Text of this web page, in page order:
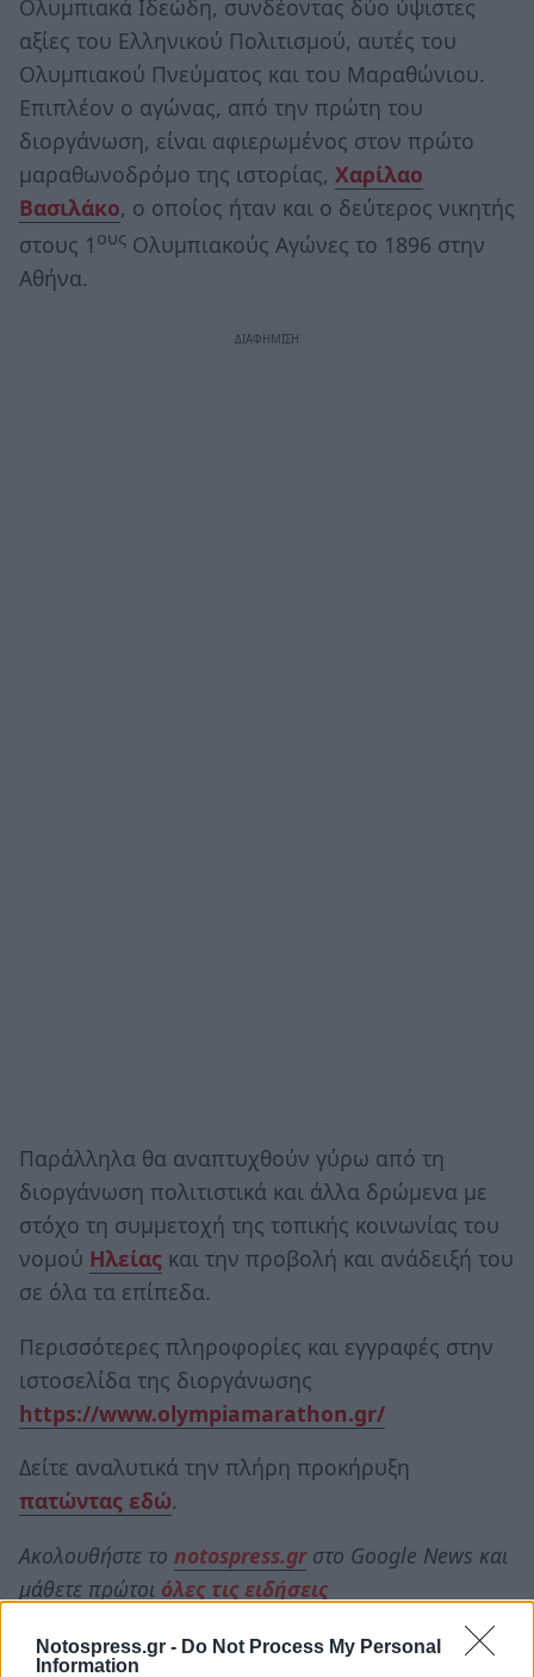
Notospress.gr - Do Not Process My Personal
Information
Ολυμπιακά Ιδεώδη, συνδέοντας δύο ύψιστες
αξίες του Ελληνικού Πολιτισμού, αυτές του
Ολυμπιακού Πνεύματος και του Μαραθώνιου.
Επιπλέον ο αγώνας, από την πρώτη του
διοργάνωση, είναι αφιερωμένος στον πρώτο
μαραθωνοδρόμο της ιστορίας, Χαρίλαο
Βασιλάκο, ο οποίος ήταν και ο δεύτερος νικητής
στους 1 ους Ολυμπιακούς Αγώνες το 1896 στην
Αθήνα.
Παράλληλα θα αναπτυχθούν γύρω από τη
διοργάνωση πολιτιστικά και άλλα δρώμενα με
στόχο τη συμμετοχή της τοπικής κοινωνίας του
νομού Ηλείας και την προβολή και ανάδειξή του
σε όλα τα επίπεδα.
Περισσότερες πληροφορίες και εγγραφές στην
ιστοσελίδα της διοργάνωσης
https://www.olympiamarathon.gr/
Δείτε αναλυτικά την πλήρη προκήρυξη
πατώντας εδώ.
Ακολουθήστε το notospress.grστο Google News και
μάθετε πρώτοι όλες τις ειδήσεις